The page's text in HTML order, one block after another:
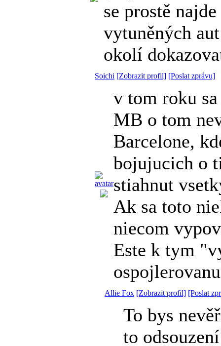
se prostě
vytuněných
okolí
Soichi [Zobrazit profil] [Poslat zprávu]
v tom roku
MB o tom
Barcelone,
bojujucich o
stiahnut
Ak sa toto
niecom
Este k tym
Allie Fox [Zobrazit profil] [Poslat
To bys
to